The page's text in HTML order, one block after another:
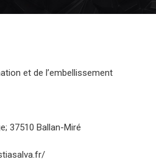
et de l’embellissement
37510 Ballan-Miré